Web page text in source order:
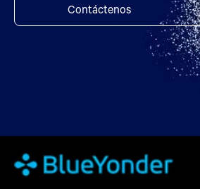
Contáctenos